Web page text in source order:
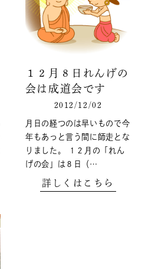
１２月８日れんげの
会は成道会です
2012/12/02
月日の経つのは早いもので今
年もあっと言う間に師走とな
りました。 １２月の「れん
げの会」は８日（…
詳しくはこちら